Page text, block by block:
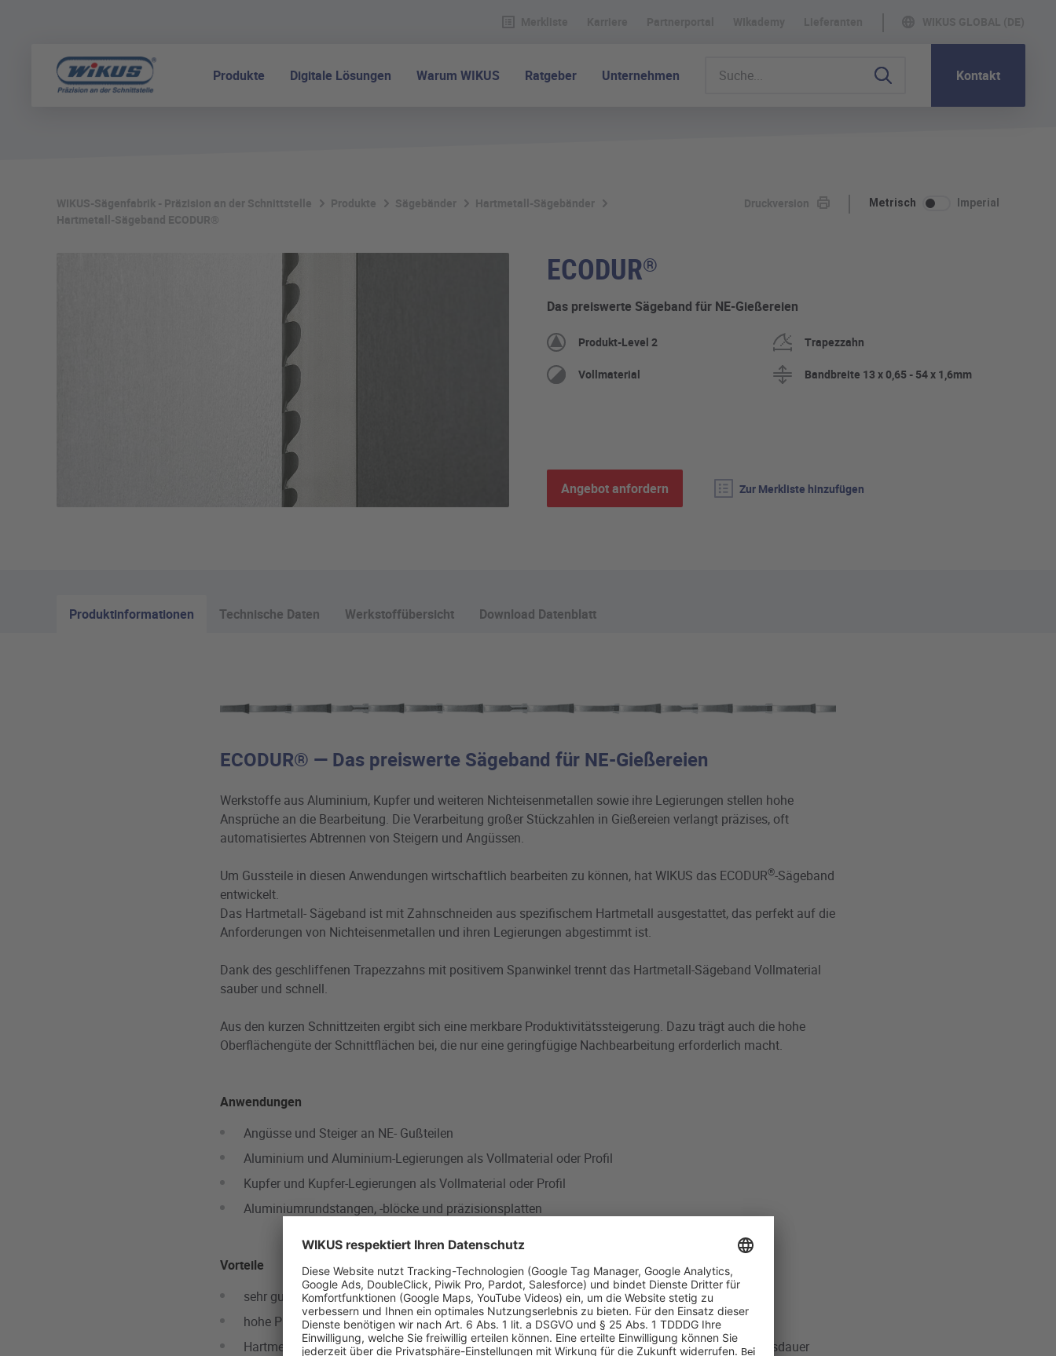
Produkte Digitale Lösungen Warum WIKUS Ratgeber Unternehmen Kontakt
WIKUS-Sägenfabrik - Präzision an der Schnittstelle Produkte Sägebänder
Hartmetall-Sägebänder
Hartmetall-Sägeband ECODUR®
Druckversion Metrisch Imperial
ECODUR®
Das preiswerte Sägeband für NE-Gießereien
Produkt-Level 2 Trapezzahn
Vollmaterial Bandbreite 13 x 0,65 - 54 x 1,6mm
Angebot anfordern Zur Merkliste hinzufügen
Produktinformationen Technische Daten Werkstoffübersicht Download Datenblatt
ECODUR® — Das preiswerte Sägeband für NE-Gießereien
Werkstoffe aus Aluminium, Kupfer und weiteren Nichteisenmetallen sowie ihre Legierungen stellen hohe
Ansprüche an die Bearbeitung. Die Verarbeitung großer Stückzahlen in Gießereien verlangt präzises, oft
automatisiertes Abtrennen von Steigern und Angüssen.
Um Gussteile in diesen Anwendungen wirtschaftlich bearbeiten zu können, hat WIKUS das ECODUR®-Sägeband
entwickelt.
Das Hartmetall- Sägeband ist mit Zahnschneiden aus spezifischem Hartmetall ausgestattet, das perfekt auf die
Anforderungen von Nichteisenmetallen und ihren Legierungen abgestimmt ist.
Dank des geschliffenen Trapezzahns mit positivem Spanwinkel trennt das Hartmetall-Sägeband Vollmaterial
sauber und schnell.
Aus den kurzen Schnittzeiten ergibt sich eine merkbare Produktivitätssteigerung. Dazu trägt auch die hohe
Oberflächengüte der Schnittflächen bei, die nur eine geringfügige Nachbearbeitung erforderlich macht.
Anwendungen
Angüsse und Steiger an NE- Gußteilen
Aluminium und Aluminium-Legierungen als Vollmaterial oder Profil
Kupfer und Kupfer-Legierungen als Vollmaterial oder Profil
Aluminiumrundstangen, -blöcke und präzisionsplatten
Vorteile
sehr gutes Preis-Leistungs-Verhältnis
hohe Produktivität durch kurze Schnittzeiten
Hartmetall-Schneide mit hohem Widerstand gegen abrasiven Verschleiß und damit hoher Lebensdauer